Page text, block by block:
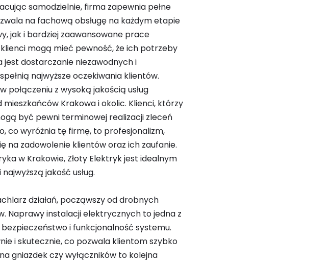
samodzielnie, firma zapewnia pełne
na fachową obsługę na każdym etapie
jak i bardziej zaawansowane prace
mogą mieć pewność, że ich potrzeby
jest dostarczanie niezawodnych i
najwyższe oczekiwania klientów.
z wysoką jakością usług
Krakowa i okolic. Klienci, którzy
być pewni terminowej realizacji zleceń
co wyróżnia tę firmę, to profesjonalizm,
na zadowolenie klientów oraz ich zaufanie.
w Krakowie, Złoty Elektryk jest idealnym
jakość usług.
działań, począwszy od drobnych
Naprawy instalacji elektrycznych to jedna z
i funkcjonalność systemu.
i skutecznie, co pozwala klientom szybko
gniazdek czy wyłączników to kolejna